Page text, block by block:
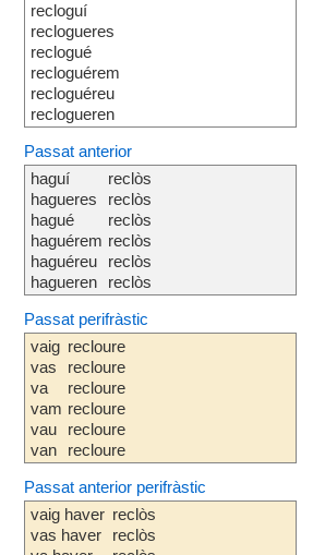
recloguí
reclogueres
reclogué
recloguérem
recloguéreu
reclogueren
Passat anterior
haguí
hagueres
hagué
haguérem
haguéreu
hagueren
reclòs
reclòs
reclòs
reclòs
reclòs
reclòs
Passat perifràstic
vaig
vas
va
vam
vau
van
recloure
recloure
recloure
recloure
recloure
recloure
Passat anterior perifràstic
vaig haver
vas haver
reclòs
reclòs